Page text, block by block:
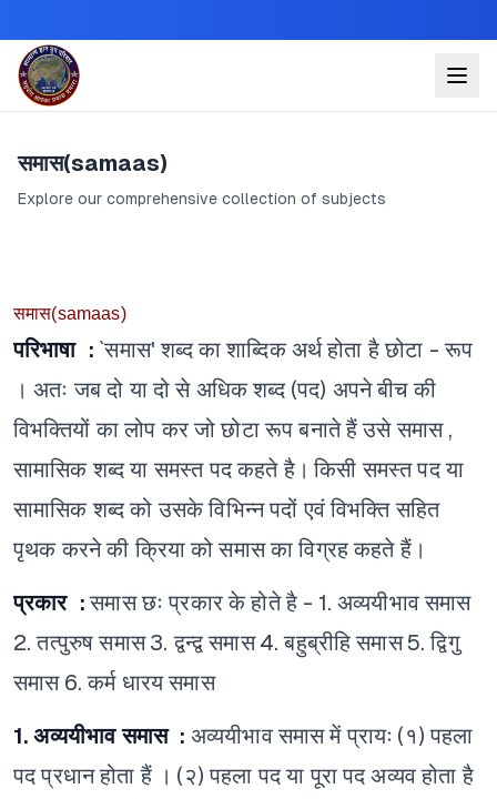
समास(samaas)
Explore our comprehensive collection of subjects
समास(samaas)
परिभाषा : `समास' शब्द का शाब्दिक अर्थ होता है छोटा - रूप
। अतः जब दो या दो से अधिक शब्द (पद) अपने बीच की
विभक्तियों का लोप कर जो छोटा रूप बनाते हैं उसे समास ,
सामासिक शब्द या समस्त पद कहते है। किसी समस्त पद या
सामासिक शब्द को उसके विभिन्न पदों एवं विभक्ति सहित
पृथक करने की क्रिया को समास का विग्रह कहते हैं।
प्रकार : समास छः प्रकार के होते है - 1. अव्ययीभाव समास
2. तत्पुरुष समास 3. द्वन्द्व समास 4. बहुब्रीहि समास5. द्विगु
समास 6. कर्म धारय समास
1. अव्ययीभाव समास : अव्ययीभाव समास में प्रायः (१) पहला
पद प्रधान होता हैं । (२) पहला पद या पूरा पद अव्यव होता है